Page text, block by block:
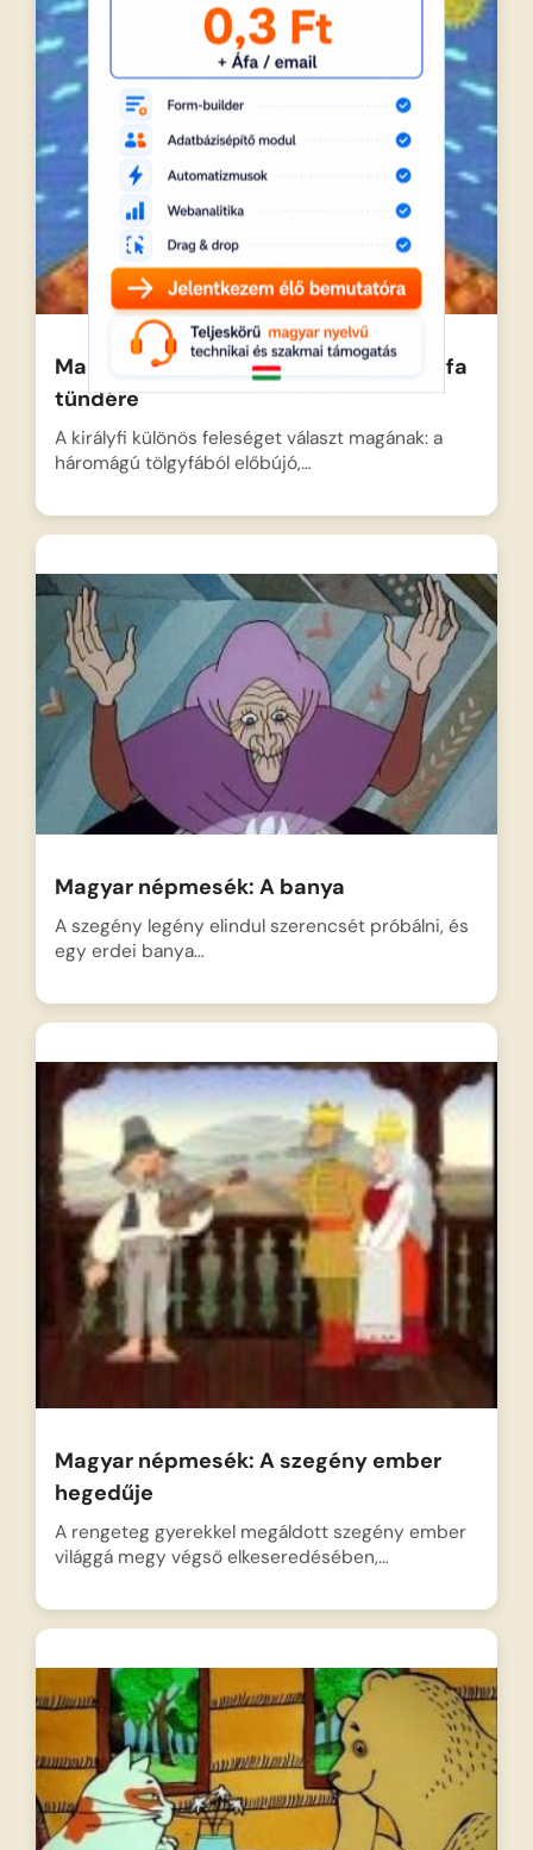
Magyar népmesék: A háromágú tölgyfa
tündére
A királyfi különös feleséget választ magának: a
háromágú tölgyfából előbújó,…
Magyar népmesék: A banya
A szegény legény elindul szerencsét próbálni, és
egy erdei banya…
Magyar népmesék: A szegény ember
hegedűje
A rengeteg gyerekkel megáldott szegény ember
világgá megy végső elkeseredésében,…